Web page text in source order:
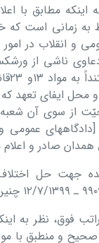
اینکه مطابق با
و انقلاب در
ناشی از
و محل ایفای تعھد
عمومی
صادر و
جھت حل
است: